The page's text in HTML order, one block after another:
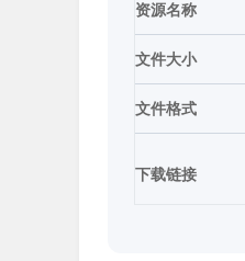
资源名称
文件大小
文件格式
下载链接